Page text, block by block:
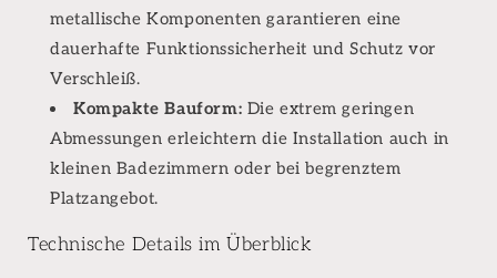
metallische Komponenten garantieren eine
dauerhafte Funktionssicherheit und Schutz vor
Verschleiß.
Kompakte Bauform: Die extrem geringen
Abmessungen erleichtern die Installation auch in
kleinen Badezimmern oder bei begrenztem
Platzangebot.
Technische Details im Überblick